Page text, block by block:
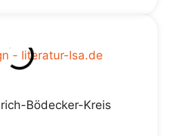
Bödecker-Kreis